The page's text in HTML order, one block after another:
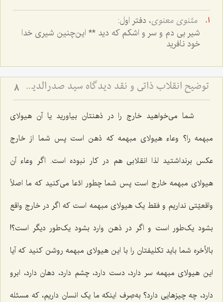
مثنوی معنوی، دفتر اول:
شیر بی دم و سر و اشکم که دید ** این‌چنین شیری خدا
خود نافرید
توضیح انقلاب ذاتی و نقد دیدگاه سید صدرالدین درباره وجود ذهنی - بررسی نسبت حرکت جوهری، معجزه و ادراک ذهن 8
شما می‌خواهید خارج را در ذهنتان بیاورید یا آن هیولای
مبهمه را؟ وعاء هیولای مبهمه که ذهن است پس شما از خارج
عکس برنداشتید لذا انقلابی هم در کار نبوده است. اگر وعاء آن
هیولای مبهمه خارج است پس شما چطور ادّعا می‌کنید که ما اصلاً
واقعیّتی نداریم و فقط یک هیولای مبهمه است که اگر در خارج واقع
بشود یک‌طور است و اگر در ذهن وارد بشود یک‌طور دیگر است؟!
بالأخره شما باید تکلیفتان را با این هیولای مبهمه روشن کنید که آیا
این هیولای مبهمه سر دارد، دست دارد، چشم دارد، دهان دارد، ابرو
دارد، چه چیزهایی دارد؟ به‌صِرف اینکه ما یک انسان داریم، که مسئله